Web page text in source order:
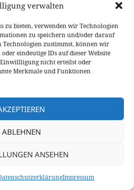
verwalten
zu bieten, verwenden wir Technologien
zu speichern und/oder darauf
Technologien zustimmst, können wir
eindeutige IDs auf dieser Website
nicht erteilst oder
Merkmale und Funktionen
ABLEHNEN
ANSEHEN
Impressum
Funkgerät empfangene und
weitergeleitete